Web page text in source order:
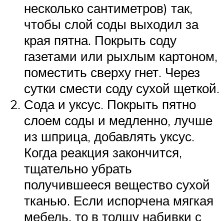
несколько сантиметров) так,
чтобы слой соды выходил за
края пятна. Покрыть соду
газетами или рыхлым картоном,
поместить сверху гнет. Через
сутки смести соду сухой щеткой.
Сода и уксус. Покрыть пятно
слоем соды и медленно, лучше
из шприца, добавлять уксус.
Когда реакция закончится,
тщательно убрать
получившееся вещество сухой
тканью. Если испорчена мягкая
мебель, то в толщу набивки с